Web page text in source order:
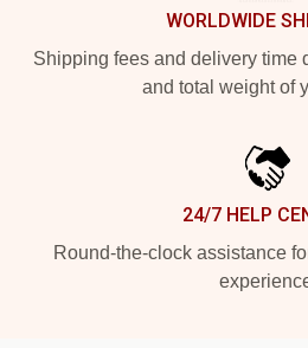
WORLDWIDE
Shipping fees and delivery time
and total weight of
24/7 HELP
Round-the-clock assistance